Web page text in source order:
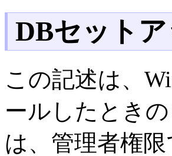
DBセット
この記述は、
ールしたとき
は、管理者権